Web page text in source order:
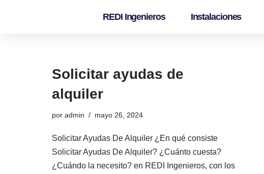
REDI Ingenieros Instalaciones
Solicitar ayudas de
alquiler
por admin mayo 26, 2024
Solicitar Ayudas De Alquiler ¿En qué consiste
Solicitar Ayudas De Alquiler? ¿Cuánto cuesta?
¿Cuándo la necesito? en REDI Ingenieros, con los